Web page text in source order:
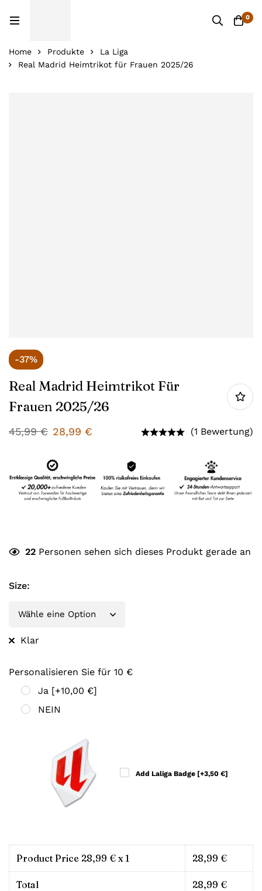
0
Home Produkte
La Liga
Real Madrid Heimtrikot für Frauen 2025/26
-37%
Real Madrid Heimtrikot Für
Frauen 2025/26
45,99€ 28,99 € (1 Bewertung)
22 Personen sehen sich dieses Produkt gerade an
Size:
Klar
Personalisieren Sie für 10 €
Ja [+10,00 €]
NEIN
Add Laliga Badge [+3,50 €]
Product Price 28,99 € x 1 28,99 €
Total 28,99 €